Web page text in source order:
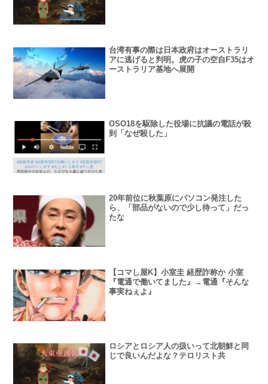
台湾有事の際は日本政府はオーストラリ
アに逃げると判明。虎の子の空自F35はオ
ーストラリア基地へ展開
OSO18を駆除した役場に抗議の電話が殺
到「なぜ殺した」
20年前位に秋葉原にパソコン発注した
ら、「部品がないので少し待って」だっ
たな
【コマし屋K】小室圭 経歴詐称か 小室
『電通で働いてました』→電通『そんな
事実ねぇよ』
ロシアとロシア人の扱いって北朝鮮と同
じで良いんだよな？テロリスト共